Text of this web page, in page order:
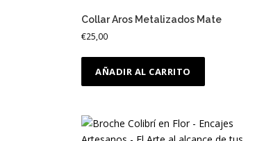
Collar Aros Metalizados Mate
€25,00
AÑADIR AL CARRITO